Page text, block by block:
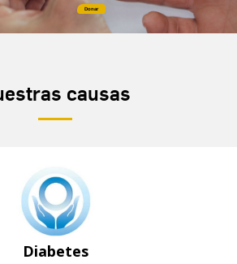
Donar
causas
Diabetes